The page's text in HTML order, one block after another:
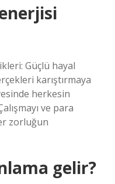
Güçlü hayal
karıştırmaya
herkesin
ve para
zorluğun
gelir?